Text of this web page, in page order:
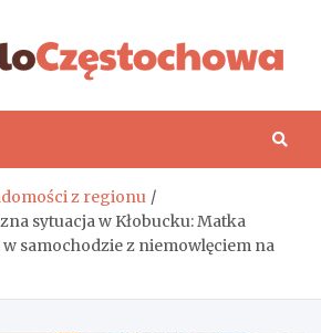
z regionu
sytuacja w Kłobucku: Matka
samochodzie z niemowlęciem na